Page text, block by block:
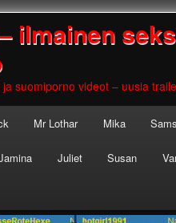
ilmainen
suomiporno videot – uusia
Mr Lothar Mika
Juliet Susan